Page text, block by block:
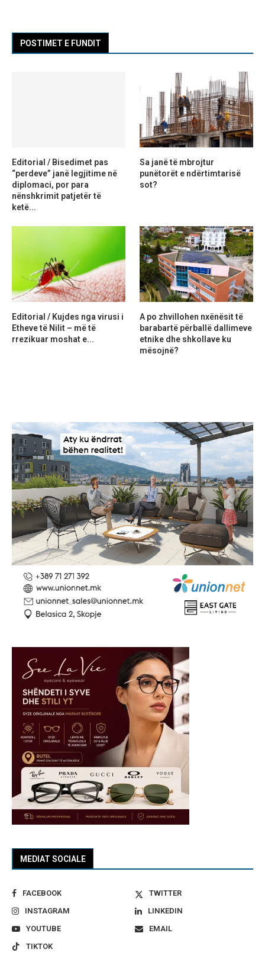
MEDIAT SOCIALE
FACEBOOK
TWITTER
INSTAGRAM
LINKEDIN
YOUTUBE
EMAIL
TIKTOK
POSTIMET E FUNDIT
Editorial / Bisedimet pas
“perdeve” janë legjitime në
diplomaci, por para
nënshkrimit patjetër të
ketë...
Sa janë të mbrojtur
punëtorët e ndërtimtarisë
sot?
Editorial / Kujdes nga virusi i
Etheve të Nilit – më të
rrezikuar moshat e...
A po zhvillohen nxënësit të
barabartë përballë dallimeve
etnike dhe shkollave ku
mësojnë?